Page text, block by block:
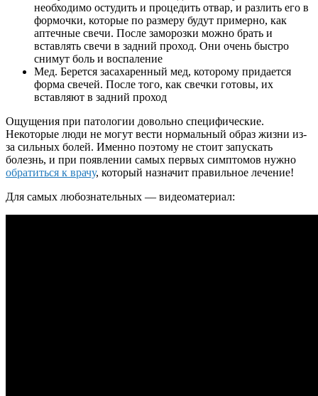
необходимо остудить и процедить отвар, и разлить его в
формочки, которые по размеру будут примерно, как
аптечные свечи. После заморозки можно брать и
вставлять свечи в задний проход. Они очень быстро
снимут боль и воспаление
Мед. Берется засахаренный мед, которому придается
форма свечей. После того, как свечки готовы, их
вставляют в задний проход
Ощущения при патологии довольно специфические.
Некоторые люди не могут вести нормальный образ жизни из-
за сильных болей. Именно поэтому не стоит запускать
болезнь, и при появлении самых первых симптомов нужно
обратиться к врачу, который назначит правильное лечение!
Для самых любознательных — видеоматериал: